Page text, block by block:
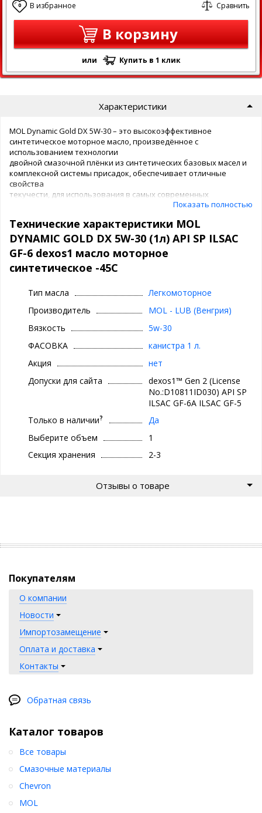
0 В избранное Сравнить
В корзину
или Купить в 1 клик
Характеристики
MOL Dynamic Gold DX 5W-30 – это высокоэффективное
синтетическое моторное масло, произведённое с
использованием технологии
двойной смазочной плёнки из синтетических базовых масел и
комплексной системы присадок, обеспечивает отличные
свойства
текучести, для использования в самых современных
Турбонаддувные двигатели с прямым впрыском топлива
Самые современные бензиновые двигатели Opel/GM/Chevrolet
Самые современные бензиновые легковые автомобили и
лёгкие коммерческие.
Показать полностью
Технические характеристики MOL
DYNAMIC GOLD DX 5W-30 (1л) API SP ILSAC
GF-6 dexos1 масло моторное
синтетическое -45С
Тип масла
Легкомоторное
Производитель
MOL - LUB (Венгрия)
Вязкость
5w-30
ФАСОВКА
канистра 1 л.
Акция
нет
Допуски для сайта
dexos1™ Gen 2 (License
No.:D10811ID030) API SP
ILSAC GF-6A ILSAC GF-5
Только в наличии?
Да
Выберите объем
1
Секция хранения
2-3
Отзывы о товаре
Покупателям
О компании
Новости
Импортозамещение
Оплата и доставка
Контакты
Обратная связь
Каталог товаров
Все товары
Смазочные материалы
Chevron
MOL